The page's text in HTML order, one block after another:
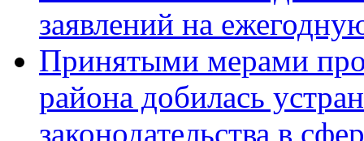
заявлений на
Принятыми мерами
района добилась
законодательства в